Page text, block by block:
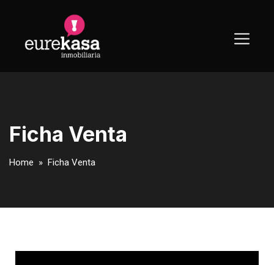
Ficha Venta
Home » Ficha Venta